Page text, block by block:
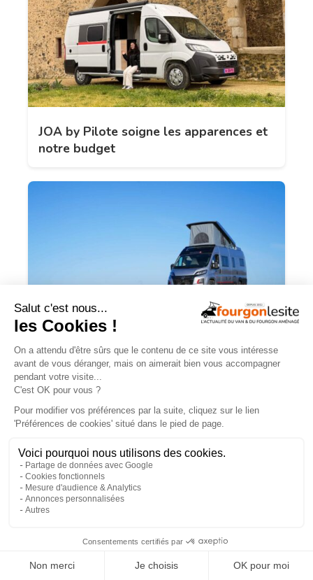
JOA by Pilote soigne les apparences et
notre budget
Campérêve Magellan 746 : la conquête
de l’espace
TROUVEZUN AMÉNAGEUR
PRÈS DE CHEZ VOUS !
et de fourgons référencés partout en France !